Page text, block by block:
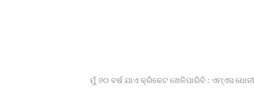
ମୁଁ ୬୦ ବର୍ଷ ଯାଏ କ୍ରିକେଟ ଖେଳିପାରିବି : ଏମ୍‌ଏସ ଧୋନୀ